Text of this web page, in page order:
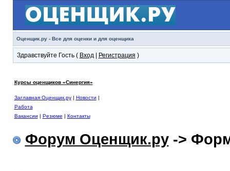
Оценщик.ру - Все для оценки и для оценщика
Здравствуйте Гость ( Вход| Регистрация )
Курсы оценщиков «Синергия»
Заглавная Оценщик.ру| Новости |
Работа
Вакансии | Резюме | Контакты
Форум Оценщик.ру->